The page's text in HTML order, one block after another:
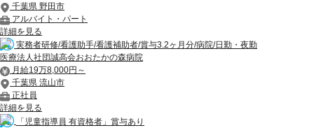
千葉県 野田市
アルバイト・パート
詳細を見る
実務者研修/看護助手/看護補助者/賞与3.2ヶ月分/病院/日勤・夜勤
医療法人社団誠高会おおたかの森病院
月給19万8,000円～
千葉県 流山市
正社員
詳細を見る
「児童指導員 有資格者」賞与あり